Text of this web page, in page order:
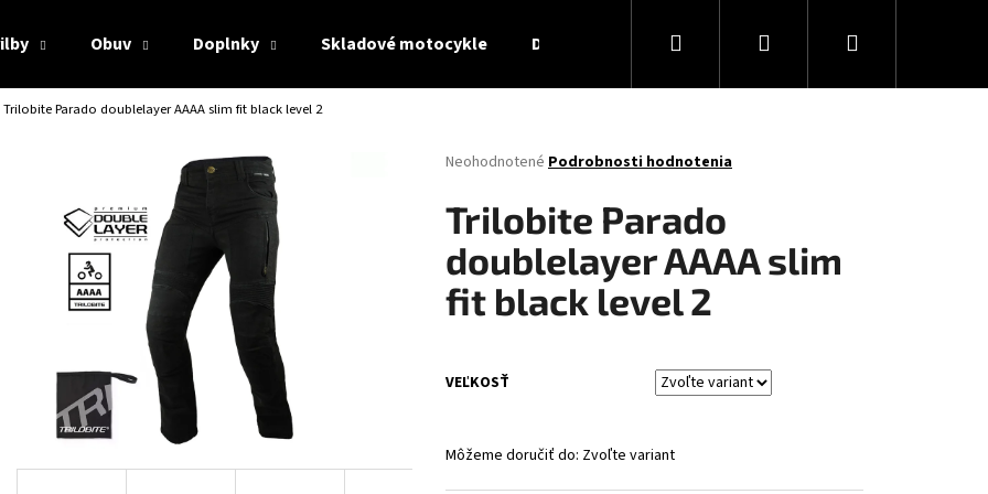
Obuv Doplnky Skladové motocykle Darčekové poukážky Obchodné podmienky
Hľadať PrihlásenieNákupný
Trilobite Parado doublelayer AAAA slim fit black level 2
Priemerné
produktu
0,0
z
5
hviezdičiek.
Neohodnotené Podrobnosti hodnotenia
Trilobite Parado
doublelayer AAAA slim
fit black level 2
VEĽKOSŤ
Môžeme doručiť do: Zvoľte variant
Čo potrebujete nájsť?
HĽADAŤ
Odporúčame
CABERG TRIP WHITE
CABERG TRIP LUNAR MATT